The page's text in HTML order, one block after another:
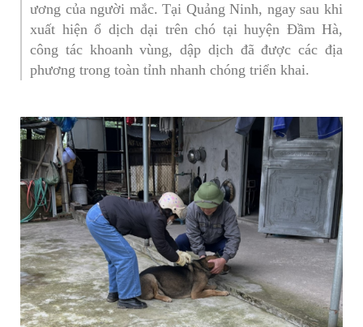
ương của người mắc. Tại Quảng Ninh, ngay sau khi
xuất hiện ổ dịch dại trên chó tại huyện Đầm Hà,
công tác khoanh vùng, dập dịch đã được các địa
phương trong toàn tỉnh nhanh chóng triển khai.